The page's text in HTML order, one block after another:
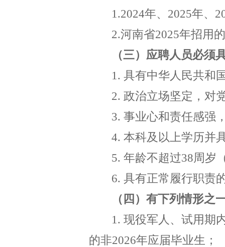
1.2024年、 2025年、
2.河南省2025年招用
（三）应聘人员必须
1. 具有中华人民共和
2. 政治立场坚定，对
3. 事业心和责任感强
4. 本科及以上学历并
5. 年龄不超过38周岁
6. 具有正常履行职责
（四）有下列情形之
1. 现役军人、试用期
的非2026年应届毕业生；